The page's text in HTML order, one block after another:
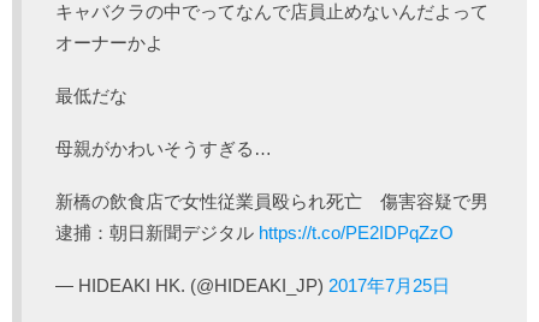
キャバクラの中でってなんで店員止めないんだよって
オーナーかよ
最低だな
母親がかわいそうすぎる…
新橋の飲食店で女性従業員殴られ死亡 傷害容疑で男
逮捕：朝日新聞デジタル https://t.co/PE2IDPqZzO
— HIDEAKI HK. (@HIDEAKI_JP) 2017年7月25日